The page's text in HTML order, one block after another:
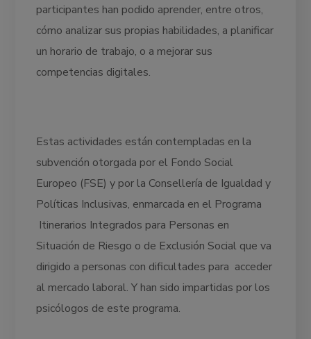
participantes han podido aprender, entre otros,
cómo analizar sus propias habilidades, a planificar
un horario de trabajo, o a mejorar sus
competencias digitales.
Estas actividades están contempladas en la
subvención otorgada por el Fondo Social
Europeo (FSE) y por la Consellería de Igualdad y
Políticas Inclusivas, enmarcada en el Programa
Itinerarios Integrados para Personas en
Situación de Riesgo o de Exclusión Social que va
dirigido a personas con dificultades para acceder
al mercado laboral. Y han sido impartidas por los
psicólogos de este programa.